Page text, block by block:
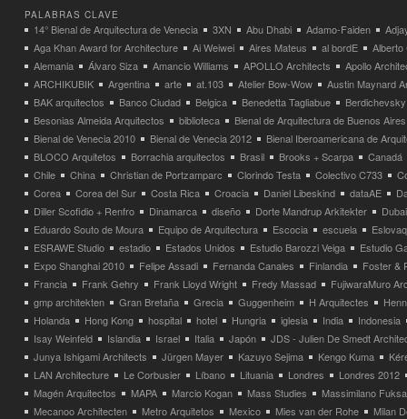
PALABRAS CLAVE
14° Bienal de Arquitectura de Venecia 3XN Abu Dhabi Adamo-Faiden
Aga Khan Award for Architecture
Ai Weiwei Aires Mateus al bordE
Alberto
Alemania
Álvaro Siza Amancio Williams APOLLO Architects
Apollo
ARCHIKUBIK
Argentina arte at.103 Atelier Bow-Wow
Austin Maynard
BAK arquitectos
Banco Ciudad Belgica Benedetta Tagliabue
Besonias Almeida Arquitectos
biblioteca
Bienal de Arquitectura de Buenos Aires
Bienal de Venecia 2010
Bienal de Venecia 2012
Bienal Iberoamericana de
BLOCO Arquitetos
Borrachia arquitectos Brasil Brooks + Scarpa
Canadá
Chile
China Christian de Portzamparc Clorindo Testa Colectivo C733
Corea
Corea del Sur Costa Rica Croacia Daniel Libeskind dataAE
Diller Scofidio + Renfro
Dinamarca diseño Dorte Mandrup Arkitekter
Dubai
Eduardo Souto de Moura
Equipo de Arquitectura Escocia escuela
ESRAWE Studio
estadio Estados Unidos Estudio Barozzi Veiga
Estudio
Expo Shanghai 2010
Felipe Assadi Fernanda Canales Finlandia
Foster &
Francia
Frank Gehry Frank Lloyd Wright Fredy Massad
FujiwaraMuro
gmp architekten
Gran Bretaña Grecia Guggenheim H Arquitectes
Holanda
Hong Kong hospital hotel Hungria iglesia India
Indonesia
Isay Weinfeld
Islandia Israel Italia Japón
JDS - Julien De Smedt
Junya Ishigami Architects
Jürgen Mayer Kazuyo Sejima Kengo Kuma
LAN Architecture
Le Corbusier Líbano Lituania Londres
Londres 2012
Magén Arquitectos
MAPA Marcio Kogan Mass Studies
Massimilano
Mecanoo Architecten
Metro Arquitetos Mexico Mies van der Rohe
Milan